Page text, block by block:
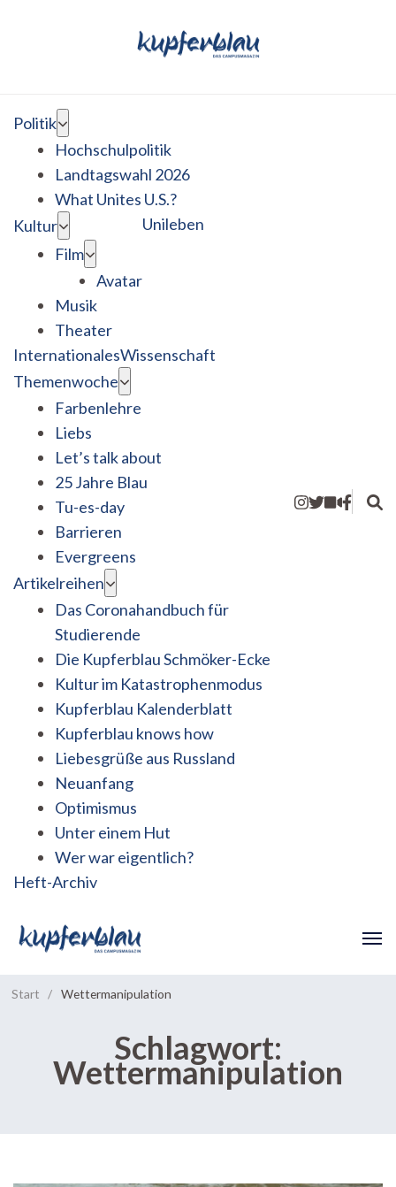
Politik
Hochschulpolitik
Landtagswahl 2026
What Unites U.S.?
Kultur
Film
Avatar
Musik
Theater
Unileben
InternationalesWissenschaft
Themenwoche
Farbenlehre
Liebs
Let’s talk about
25 Jahre Blau
Tu-es-day
Barrieren
Evergreens
Artikelreihen
Das Coronahandbuch für
Studierende
Die Kupferblau Schmöker-Ecke
Kultur im Katastrophenmodus
Kupferblau Kalenderblatt
Kupferblau knows how
Liebesgrüße aus Russland
Neuanfang
Optimismus
Unter einem Hut
Wer war eigentlich?
Heft-Archiv
Start / Wettermanipulation
Schlagwort:
Wettermanipulation